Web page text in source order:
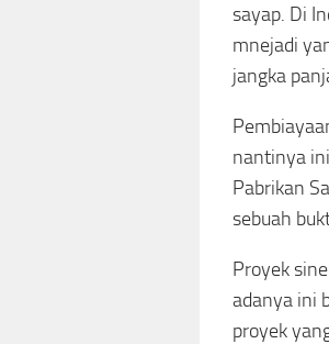
sayap. Di
mnejadi
jangka
nantinya
Pabrikan
sebuah
Proyek
adanya ini
proyek